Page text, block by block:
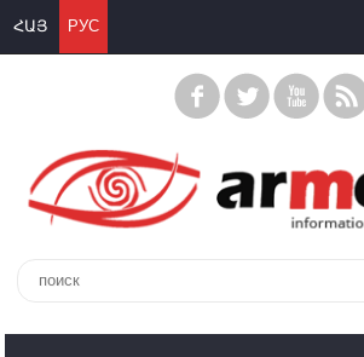
ՀԱՅ РУС